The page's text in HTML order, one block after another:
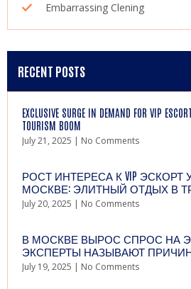
Embarrassing Clening
RECENT POSTS
EXCLUSIVE SURGE IN DEMAND FOR VIP
TOURISM BOOM
July 21, 2025 No Comments
РОСТ ИНТЕРЕСА К VIP ЭСКОРТ
МОСКВЕ: ЭЛИТНЫЙ ОТДЫХ В
July 20, 2025 No Comments
В МОСКВЕ ВЫРОС СПРОС НА
ЭКСПЕРТЫ НАЗЫВАЮТ
July 19, 2025 No Comments